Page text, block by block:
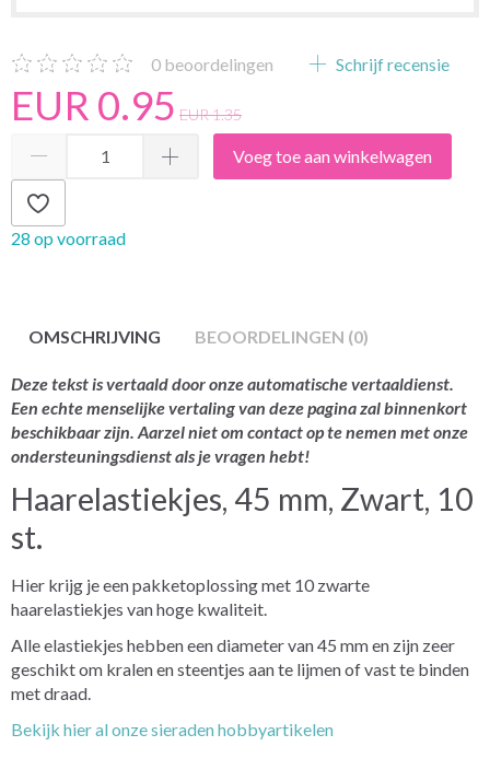
0 beoordelingen Schrijf recensie
EUR 0.95 EUR 1.35
Voeg toe aan winkelwagen
28 op voorraad
OMSCHRIJVING BEOORDELINGEN (0)
Deze tekst is vertaald door onze automatische vertaaldienst.
Een echte menselijke vertaling van deze pagina zal binnenkort
beschikbaar zijn. Aarzel niet om contact op te nemen met onze
ondersteuningsdienst als je vragen hebt!
Haarelastiekjes, 45 mm, Zwart, 10
st.
Hier krijg je een pakketoplossing met 10 zwarte
haarelastiekjes van hoge kwaliteit.
Alle elastiekjes hebben een diameter van 45 mm en zijn zeer
geschikt om kralen en steentjes aan te lijmen of vast te binden
met draad.
Bekijk hier al onze sieraden hobbyartikelen